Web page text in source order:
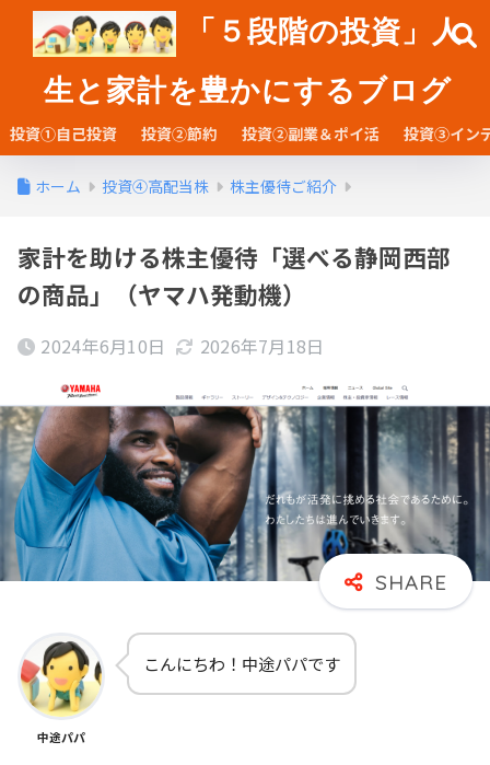
「５段階の投資」人
生と家計を豊かにするブログ
投資①自己投資 投資②節約 投資②副業＆ポイ活 投資③イン
ホーム 投資④高配当株 株主優待ご紹介
家計を助ける株主優待「選べる静岡西部
の商品」（ヤマハ発動機）
2024年6月10日 2026年7月18日
中途パパ
こんにちわ！中途パパです